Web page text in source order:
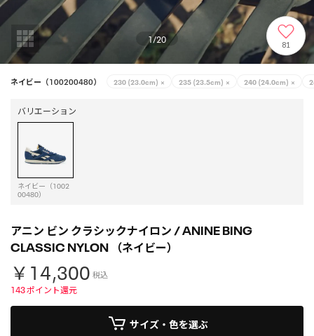
1/20 81
ネイビー（100200480） 230 (23.0cm) × 235 (23.5cm) × 240 (24.0cm) ×
バリエーション
ネイビー（1002
00480）
アニン ビン クラシックナイロン / ANINE BING
CLASSIC NYLON （ネイビー）
￥14,300 税込
143ポイント還元
サイズ・色を選ぶ